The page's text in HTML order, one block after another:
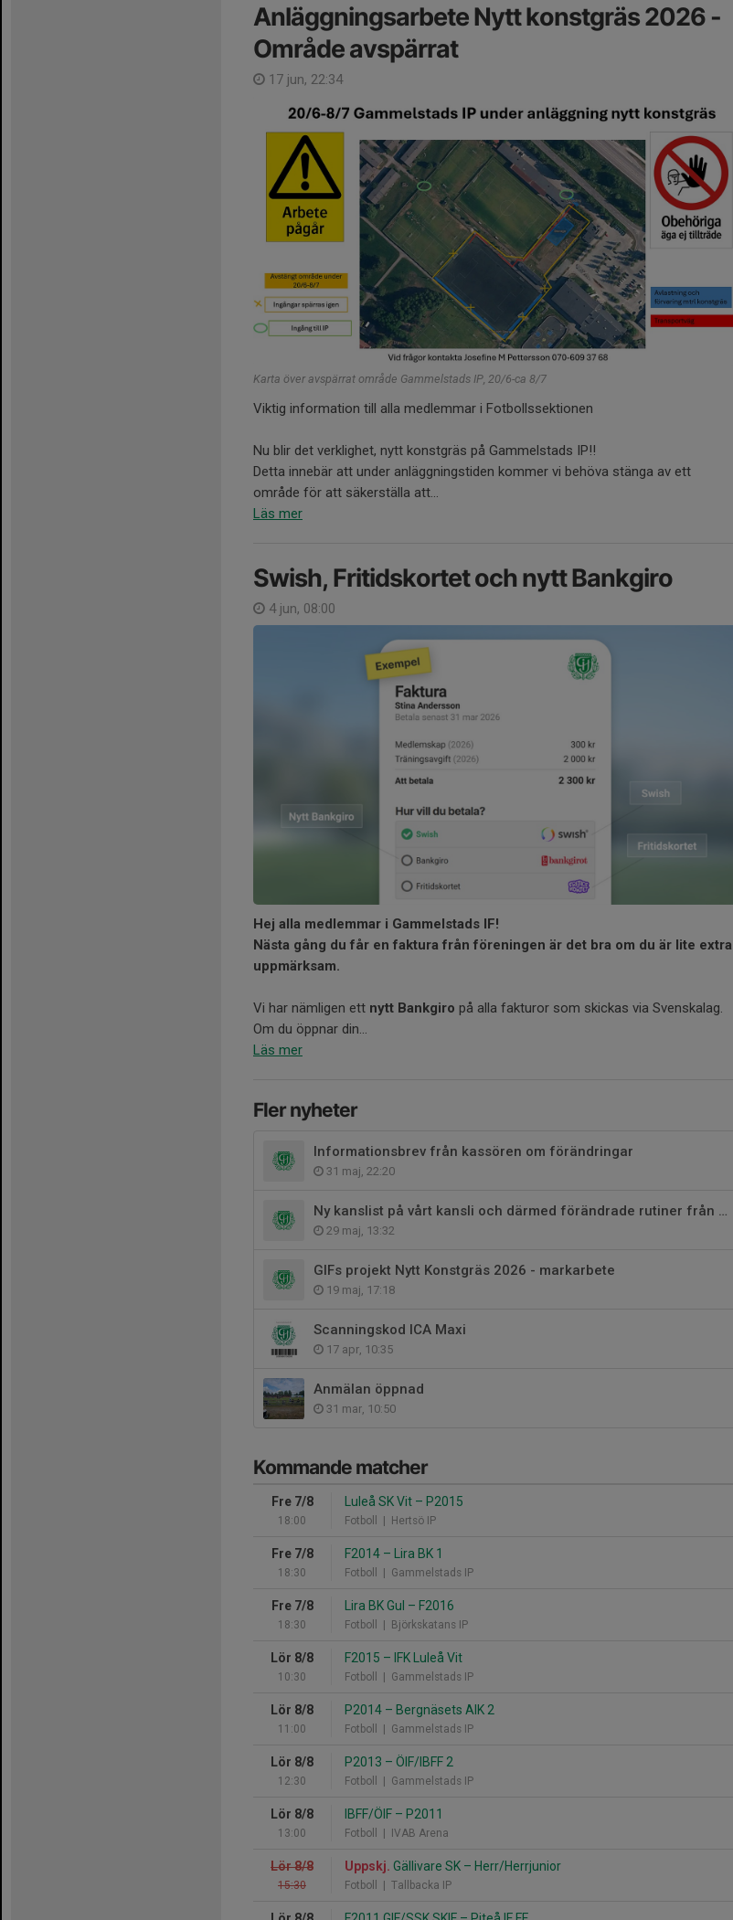
Anläggningsarbete Nytt konstgräs 2026 -
Område avspärrat
17 jun, 22:34
Karta över avspärrat område Gammelstads IP, 20/6-ca 8/7
Viktig information till alla medlemmar i Fotbollssektionen
Nu blir det verklighet, nytt konstgräs på Gammelstads IP!!
Detta innebär att under anläggningstiden kommer vi behöva stänga av ett
område för att säkerställa att...
Läs mer
Swish, Fritidskortet och nytt Bankgiro
4 jun, 08:00
Hej alla medlemmar i Gammelstads IF!
Nästa gång du får en faktura från föreningen är det bra om du är lite extra
uppmärksam.
Vi har nämligen ett nytt Bankgiro på alla fakturor som skickas via Svenskalag.
Om du öppnar din...
Läs mer
Fler nyheter
Informationsbrev från kassören om förändringar
31 maj, 22:20
Ny kanslist på vårt kansli och därmed förändrade rutiner från 1 juni
29 maj, 13:32
GIFs projekt Nytt Konstgräs 2026 - markarbete
19 maj, 17:18
Scanningskod ICA Maxi
17 apr, 10:35
Anmälan öppnad
31 mar, 10:50
Kommande matcher
Fre 7/8
18:00
Luleå SK Vit – P2015
Fotboll | Hertsö IP
Fre 7/8
18:30
F2014 – Lira BK 1
Fotboll | Gammelstads IP
Fre 7/8
18:30
Lira BK Gul – F2016
Fotboll | Björkskatans IP
Lör 8/8
10:30
F2015 – IFK Luleå Vit
Fotboll | Gammelstads IP
Lör 8/8
11:00
P2014 – Bergnäsets AIK 2
Fotboll | Gammelstads IP
Lör 8/8
12:30
P2013 – ÖIF/IBFF 2
Fotboll | Gammelstads IP
Lör 8/8
13:00
IBFF/ÖIF – P2011
Fotboll | IVAB Arena
Lör 8/8
15:30
Uppskj. Gällivare SK – Herr/Herrjunior
Fotboll | Tallbacka IP